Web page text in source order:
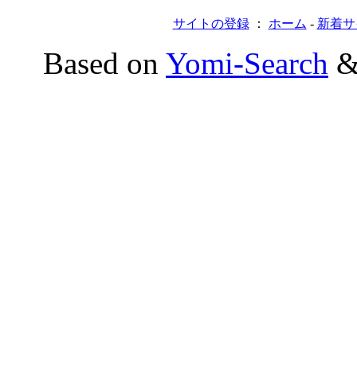
サイトの登録： ホーム - 新着
Based on Yomi-Search